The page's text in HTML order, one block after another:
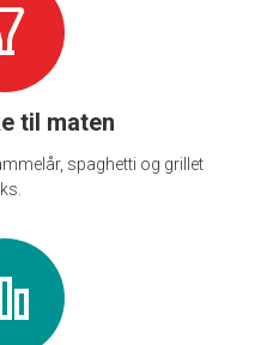
til maten
spaghetti og grillet